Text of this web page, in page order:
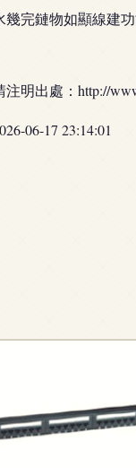
幾完鏈物如顯線建
明出處：http://
06-17 23:14:01